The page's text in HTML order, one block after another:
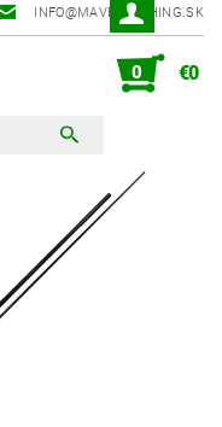
INFO@MAVER-FISHING.SK
0 €0